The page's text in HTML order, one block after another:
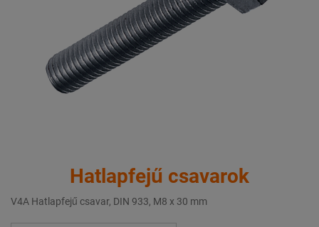
Hatlapfejű csavarok
V4A Hatlapfejű csavar, DIN 933, M8 x 30 mm